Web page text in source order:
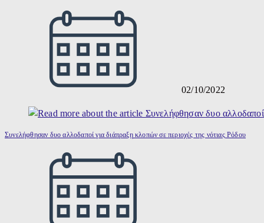
02/10/2022
Συνελήφθησαν δυο αλλοδαποί για διάπραξη κλοπών σε περιοχές της νότιας Ρόδου